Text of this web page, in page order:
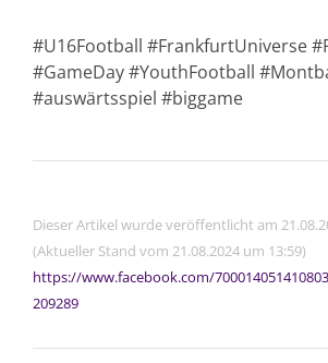
#U16Football #FrankfurtUniverse
#GameDay #YouthFootball
#auswärtsspiel #biggame
Dieser Artikel wurde veröffentlicht am
(Aktueller Stand vom 21.08.2024 um 13:59)
https://www.facebook.com/
209289